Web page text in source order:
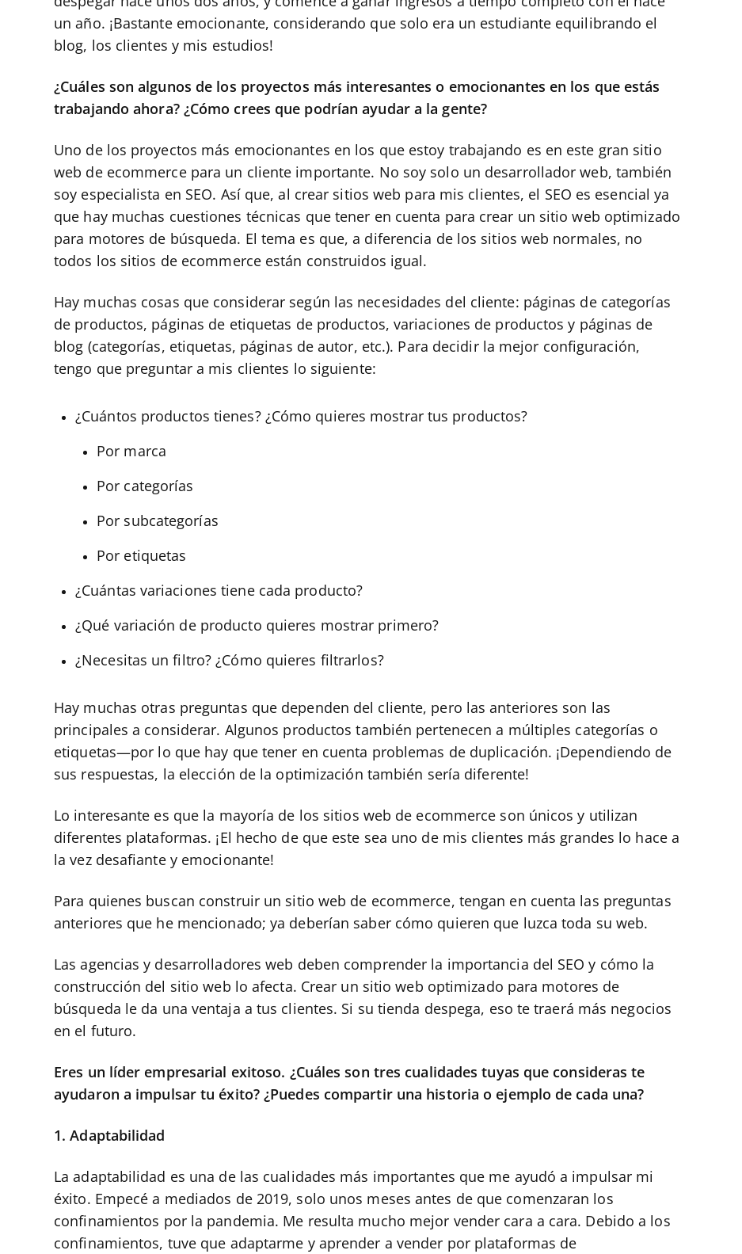
un año. ¡Bastante emocionante, considerando que solo era un estudiante equilibrando el
blog, los clientes y mis estudios!
¿Cuáles son algunos de los proyectos más interesantes o emocionantes en los que estás
trabajando ahora? ¿Cómo crees que podrían ayudar a la gente?
Uno de los proyectos más emocionantes en los que estoy trabajando es en este gran sitio
web de ecommerce para un cliente importante. No soy solo un desarrollador web, también
soy especialista en SEO. Así que, al crear sitios web para mis clientes, el SEO es esencial ya
que hay muchas cuestiones técnicas que tener en cuenta para crear un sitio web optimizado
para motores de búsqueda. El tema es que, a diferencia de los sitios web normales, no
todos los sitios de ecommerce están construidos igual.
Hay muchas cosas que considerar según las necesidades del cliente: páginas de categorías
de productos, páginas de etiquetas de productos, variaciones de productos y páginas de
blog (categorías, etiquetas, páginas de autor, etc.). Para decidir la mejor configuración,
tengo que preguntar a mis clientes lo siguiente:
¿Cuántos productos tienes? ¿Cómo quieres mostrar tus productos?
Por marca
Por categorías
Por subcategorías
Por etiquetas
¿Cuántas variaciones tiene cada producto?
¿Qué variación de producto quieres mostrar primero?
¿Necesitas un filtro? ¿Cómo quieres filtrarlos?
Hay muchas otras preguntas que dependen del cliente, pero las anteriores son las
principales a considerar. Algunos productos también pertenecen a múltiples categorías o
etiquetas—por lo que hay que tener en cuenta problemas de duplicación. ¡Dependiendo de
sus respuestas, la elección de la optimización también sería diferente!
Lo interesante es que la mayoría de los sitios web de ecommerce son únicos y utilizan
diferentes plataformas. ¡El hecho de que este sea uno de mis clientes más grandes lo hace a
la vez desafiante y emocionante!
Para quienes buscan construir un sitio web de ecommerce, tengan en cuenta las preguntas
anteriores que he mencionado; ya deberían saber cómo quieren que luzca toda su web.
Las agencias y desarrolladores web deben comprender la importancia del SEO y cómo la
construcción del sitio web lo afecta. Crear un sitio web optimizado para motores de
búsqueda le da una ventaja a tus clientes. Si su tienda despega, eso te traerá más negocios
en el futuro.
Eres un líder empresarial exitoso. ¿Cuáles son tres cualidades tuyas que consideras te
ayudaron a impulsar tu éxito? ¿Puedes compartir una historia o ejemplo de cada una?
1. Adaptabilidad
La adaptabilidad es una de las cualidades más importantes que me ayudó a impulsar mi
éxito. Empecé a mediados de 2019, solo unos meses antes de que comenzaran los
confinamientos por la pandemia. Me resulta mucho mejor vender cara a cara. Debido a los
confinamientos, tuve que adaptarme y aprender a vender por plataformas de